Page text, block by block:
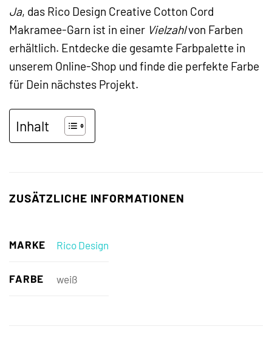
Ja, das Rico Design Creative Cotton Cord
Makramee-Garn ist in einer Vielzahlvon Farben
erhältlich. Entdecke die gesamte Farbpalette in
unserem Online-Shop und finde die perfekte Farbe
für Dein nächstes Projekt.
Inhalt
ZUSÄTZLICHE INFORMATIONEN
MARKE Rico Design
FARBE weiß